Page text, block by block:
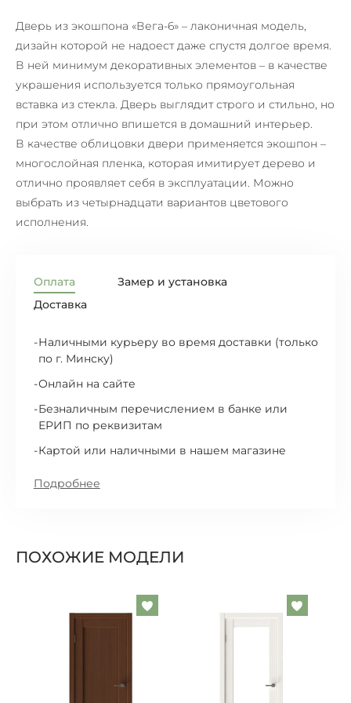
Дверь из экошпона «Вега-6» – лаконичная модель,
дизайн которой не надоест даже спустя долгое время.
В ней минимум декоративных элементов – в качестве
украшения используется только прямоугольная
вставка из стекла. Дверь выглядит строго и стильно, но
при этом отлично впишется в домашний интерьер.
В качестве облицовки двери применяется экошпон –
многослойная пленка, которая имитирует дерево и
отлично проявляет себя в эксплуатации. Можно
выбрать из четырнадцати вариантов цветового
исполнения.
Оплата
Замер и установка
Доставка
Наличными курьеру во время доставки (только
по г. Минску)
Онлайн на сайте
Безналичным перечислением в банке или
ЕРИП по реквизитам
Картой или наличными в нашем магазине
Подробнее
ПОХОЖИЕ МОДЕЛИ
Добавить
в
в